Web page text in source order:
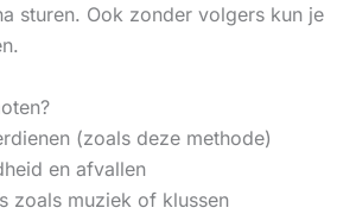
sturen. Ook zonder volgers kun je
(zoals deze methode)
en afvallen
zoals muziek of klussen